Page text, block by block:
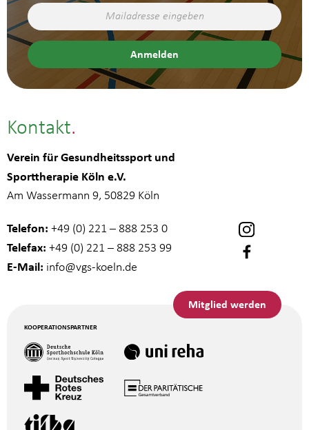
Kontakt
Verein für Gesundheitssport und
Sporttherapie Köln e.V.
Am Wassermann 9, 50829 Köln
Telefon: +49 (0) 221 – 888 253 0
Telefax: +49 (0) 221 – 888 253 99
E-Mail: info@vgs-koeln.de
Mitglied werden
KOOPERATIONSPARTNER